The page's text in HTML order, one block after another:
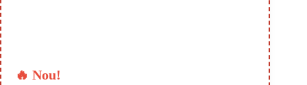
🔥 Nou!